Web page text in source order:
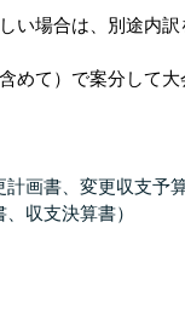
い場合は、別途内
めて）で案分して
画書、変更収支予算
収支決算書）